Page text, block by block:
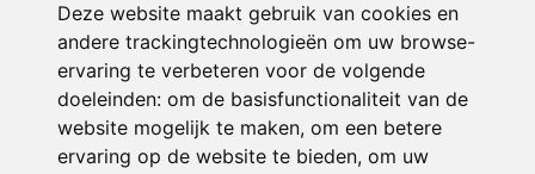
Deze website maakt gebruik van cookies en
andere trackingtechnologieën om uw browse-
ervaring te verbeteren voor de volgende
doeleinden: om de basisfunctionaliteit van de
website mogelijk te maken, om een betere
ervaring op de website te bieden, om uw
010 - 470 85
directieavonturijn@siko.nl
ONDERDEEL VAN